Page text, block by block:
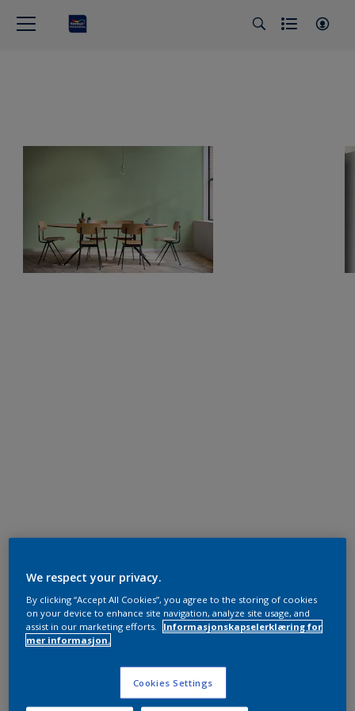
We respect your privacy.
By clicking “Accept All Cookies”, you agree to the storing of cookies
on your device to enhance site navigation, analyze site usage, and
assist in our marketing efforts.
Informasjonskapselerklæring for
mer informasjon.
Cookies Settings